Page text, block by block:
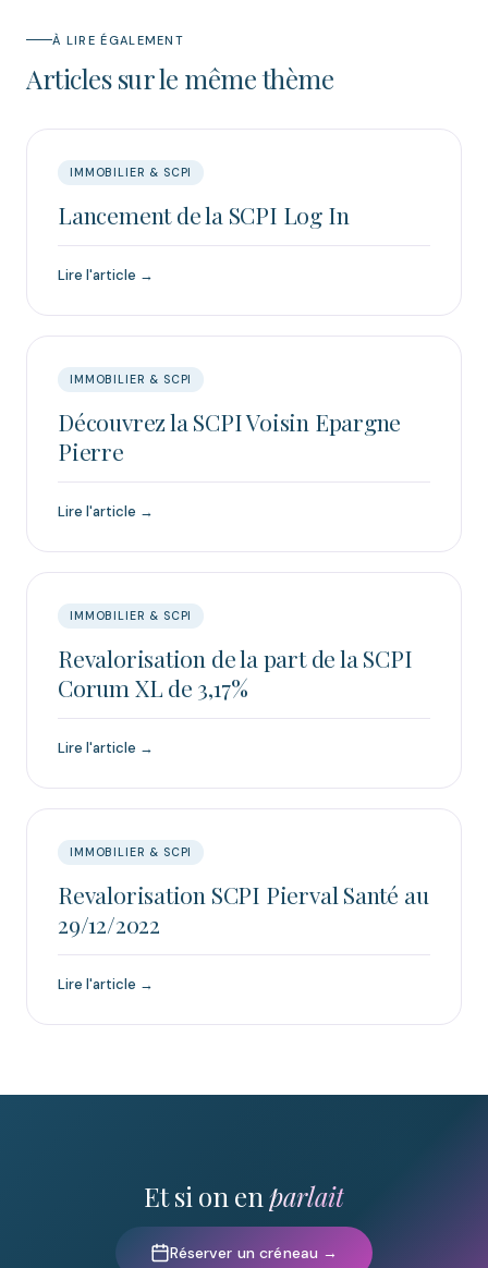
À LIRE ÉGALEMENT
Articles sur le même thème
IMMOBILIER & SCPI
Lancement de la SCPI Log In
Lire l'article →
IMMOBILIER & SCPI
Découvrez la SCPI Voisin Epargne
Pierre
Lire l'article →
IMMOBILIER & SCPI
Revalorisation de la part de la SCPI
Corum XL de 3,17%
Lire l'article →
IMMOBILIER & SCPI
Revalorisation SCPI Pierval Santé au
29/12/2022
Lire l'article →
Et si on enparlait
Réserver un créneau →